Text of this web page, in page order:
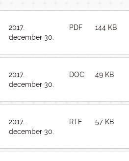
2017.
december 30.
PDF 144 KB
2017.
december 30.
DOC 49 KB
2017.
december 30.
RTF 57 KB